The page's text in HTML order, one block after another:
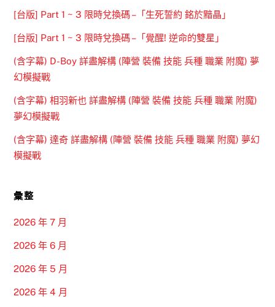
[台版] Part 1 ~ 3 限時兌換碼 –「生死誓約 銘於黯晶」
[台版] Part 1 ~ 3 限時兌換碼 –「覺醒! 逆命的雙星」
(含字幕) D-Boy 詳盡解構 (陣營 裝備 技能 兵種 職業 附魔) 夢
幻模擬戰
(含字幕) 相羽新也 詳盡解構 (陣營 裝備 技能 兵種 職業 附魔)
夢幻模擬戰
(含字幕) 達奇 詳盡解構 (陣營 裝備 技能 兵種 職業 附魔) 夢幻
模擬戰
彙整
2026 年 7 月
2026 年 6 月
2026 年 5 月
2026 年 4 月